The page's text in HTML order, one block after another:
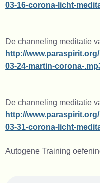
03-16-corona-licht-
De channeling meditatie
http://
03-24-martin-corona-
De channeling meditatie
http://
03-31-corona-licht-
Autogene Training